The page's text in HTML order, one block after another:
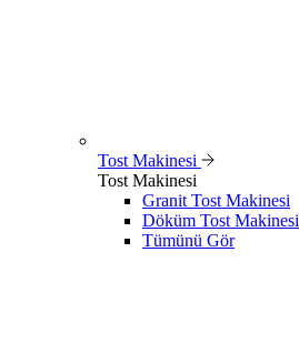
Tost Makinesi
Tost Makinesi
Granit Tost Makinesi
Döküm Tost Makinesi
Tümünü Gör